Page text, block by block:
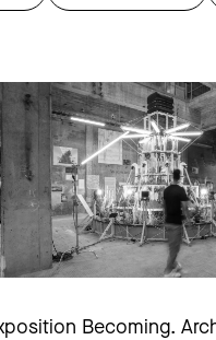
Becoming.